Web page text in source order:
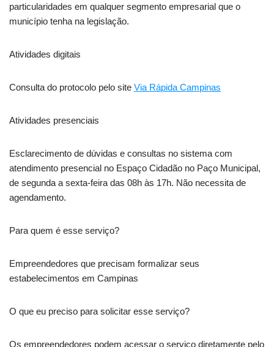
particularidades em qualquer segmento empresarial que o
município tenha na legislação.
Atividades digitais
Consulta do protocolo pelo site Via Rápida Campinas
Atividades presenciais
Esclarecimento de dúvidas e consultas no sistema com
atendimento presencial no Espaço Cidadão no Paço Municipal,
de segunda a sexta-feira das 08h às 17h. Não necessita de
agendamento.
Para quem é esse serviço?
Empreendedores que precisam formalizar seus
estabelecimentos em Campinas
O que eu preciso para solicitar esse serviço?
Os empreendedores podem acessar o serviço diretamente pelo